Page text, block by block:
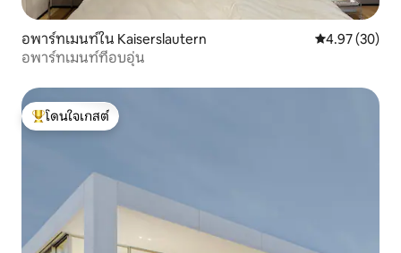
อพาร์ทเมนท์ใน Kaiserslautern คะแนนเฉลี่ย
4.97 (30)
อพาร์ทเมนท์ที่อบอุ่น
โดนใจเกสต์ที่สุด
โดนใจเกสต์